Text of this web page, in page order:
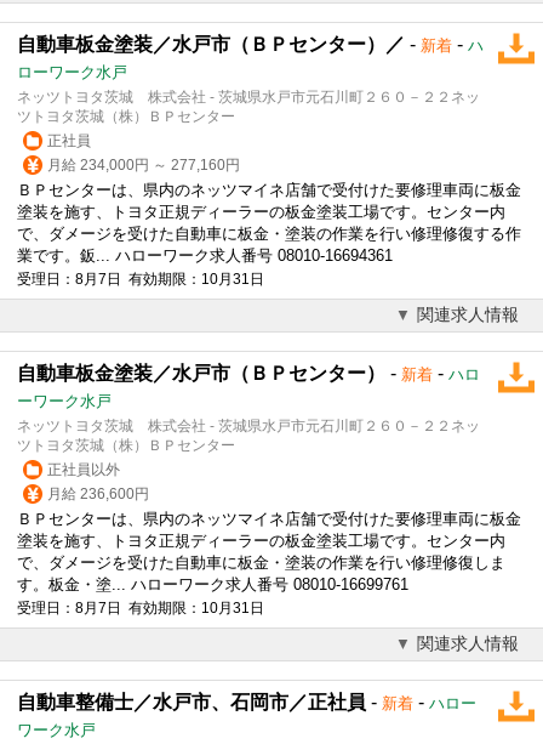
自動車板金塗装／水戸市（ＢＰセンター）／ - 新着 - ハ
ローワーク水戸
ネッツトヨタ茨城 株式会社 - 茨城県水戸市元石川町２６０－２２ネッ
ツトヨタ茨城（株）ＢＰセンター
正社員
月給 234,000円 ～ 277,160円
ＢＰセンターは、県内のネッツマイネ店舗で受付けた要修理車両に板金
塗装を施す、トヨタ正規ディーラーの板金塗装工場です。センター内
で、ダメージを受けた自動車に板金・塗装の作業を行い修理修復する作
業です。鈑... ハローワーク求人番号 08010-16694361
受理日：8月7日 有効期限：10月31日
関連求人情報
自動車板金塗装／水戸市（ＢＰセンター） - 新着 - ハロ
ーワーク水戸
ネッツトヨタ茨城 株式会社 - 茨城県水戸市元石川町２６０－２２ネッ
ツトヨタ茨城（株）ＢＰセンター
正社員以外
月給 236,600円
ＢＰセンターは、県内のネッツマイネ店舗で受付けた要修理車両に板金
塗装を施す、トヨタ正規ディーラーの板金塗装工場です。センター内
で、ダメージを受けた自動車に板金・塗装の作業を行い修理修復しま
す。板金・塗... ハローワーク求人番号 08010-16699761
受理日：8月7日 有効期限：10月31日
関連求人情報
自動車整備士／水戸市、石岡市／正社員 - 新着 - ハロー
ワーク水戸